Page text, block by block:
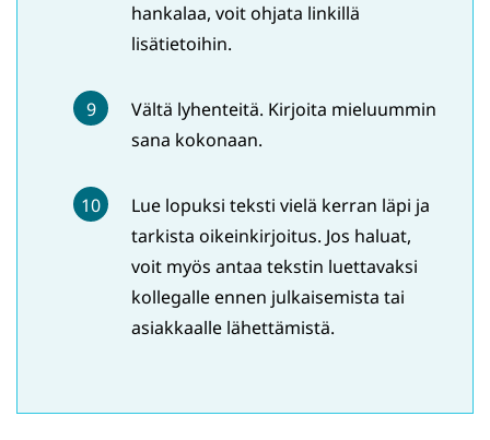
hankalaa, voit ohjata linkillä
lisätietoihin.
Vältä lyhenteitä. Kirjoita mieluummin
sana kokonaan.
Lue lopuksi teksti vielä kerran läpi ja
tarkista oikeinkirjoitus. Jos haluat,
voit myös antaa tekstin luettavaksi
kollegalle ennen julkaisemista tai
asiakkaalle lähettämistä.